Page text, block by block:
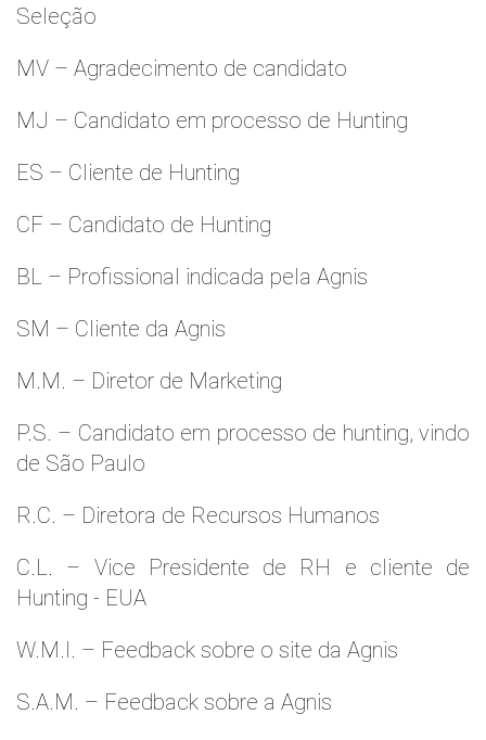
Seleção
MV – Agradecimento de candidato
MJ – Candidato em processo de Hunting
ES – Cliente de Hunting
CF – Candidato de Hunting
BL – Profissional indicada pela Agnis
SM – Cliente da Agnis
M.M. – Diretor de Marketing
P.S. – Candidato em processo de hunting, vindo
de São Paulo
R.C. – Diretora de Recursos Humanos
C.L. – Vice Presidente de RH e cliente de
Hunting - EUA
W.M.l. – Feedback sobre o site da Agnis
S.A.M. – Feedback sobre a Agnis